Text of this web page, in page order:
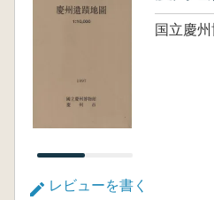
国立慶
レビューを書く